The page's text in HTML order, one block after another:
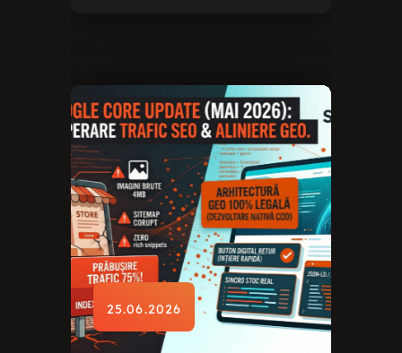
25.06.2026